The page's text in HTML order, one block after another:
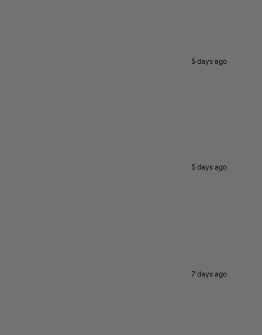
5 days ago
5 days ago
7 days ago